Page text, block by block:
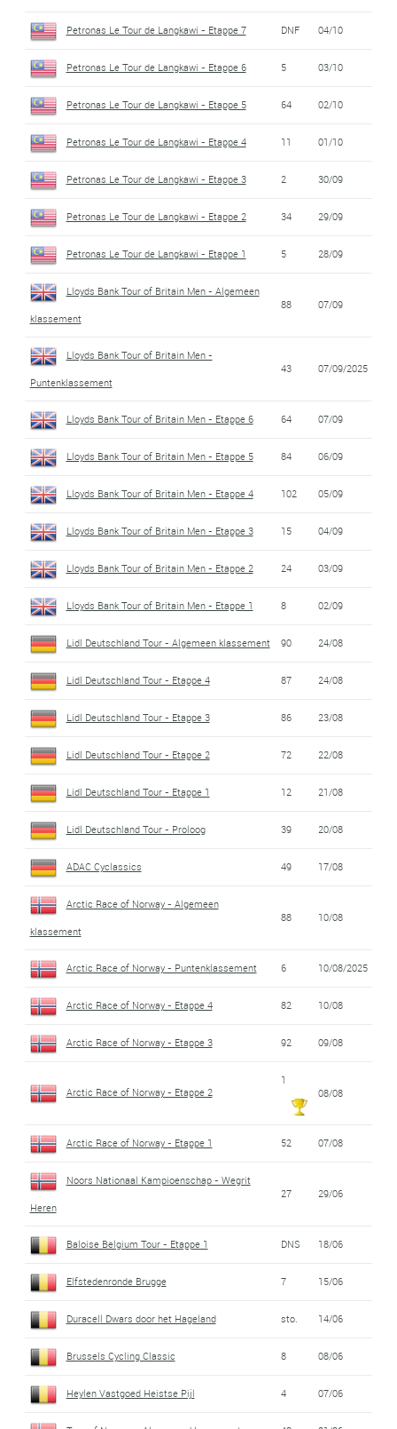
Petronas Le Tour de Langkawi - Etappe 7 DNF 04/10
Petronas Le Tour de Langkawi - Etappe 6 5 03/10
Petronas Le Tour de Langkawi - Etappe 5 64 02/10
Petronas Le Tour de Langkawi - Etappe 4 11 01/10
Petronas Le Tour de Langkawi - Etappe 3 2 30/09
Petronas Le Tour de Langkawi - Etappe 2 34 29/09
Petronas Le Tour de Langkawi - Etappe 1 5 28/09
Lloyds Bank Tour of Britain Men - Algemeen
klassement
88 07/09
Lloyds Bank Tour of Britain Men -
Puntenklassement
43 07/09/2025
Lloyds Bank Tour of Britain Men - Etappe 6 64 07/09
Lloyds Bank Tour of Britain Men - Etappe 5 84 06/09
Lloyds Bank Tour of Britain Men - Etappe 4 102 05/09
Lloyds Bank Tour of Britain Men - Etappe 3 15 04/09
Lloyds Bank Tour of Britain Men - Etappe 2 24 03/09
Lloyds Bank Tour of Britain Men - Etappe 1 8 02/09
Lidl Deutschland Tour - Algemeen klassement 90 24/08
Lidl Deutschland Tour - Etappe 4 87 24/08
Lidl Deutschland Tour - Etappe 3 86 23/08
Lidl Deutschland Tour - Etappe 2 72 22/08
Lidl Deutschland Tour - Etappe 1 12 21/08
Lidl Deutschland Tour - Proloog 39 20/08
ADAC Cyclassics 49 17/08
Arctic Race of Norway - Algemeen
klassement
88 10/08
Arctic Race of Norway - Puntenklassement 6 10/08/2025
Arctic Race of Norway - Etappe 4 82 10/08
Arctic Race of Norway - Etappe 3 92 09/08
Arctic Race of Norway - Etappe 2
1
08/08
Arctic Race of Norway - Etappe 1 52 07/08
Noors Nationaal Kampioenschap - Wegrit
Heren
27 29/06
Baloise Belgium Tour - Etappe 1 DNS 18/06
Elfstedenronde Brugge 7 15/06
Duracell Dwars door het Hageland sto. 14/06
Brussels Cycling Classic 8 08/06
Heylen Vastgoed Heistse Pijl 4 07/06